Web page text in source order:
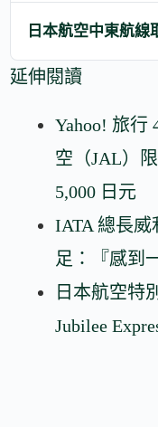
日本航空中東航線
延伸閱讀
Yahoo! 旅行
空（JAL）
5,000 日元
IATA 總長威
足：『感到
日本航空特
Jubilee